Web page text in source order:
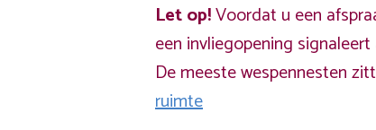
Let op!Voordat u een
een invliegopening
De meeste wespennesten
ruimte